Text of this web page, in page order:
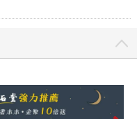
年暢銷榜